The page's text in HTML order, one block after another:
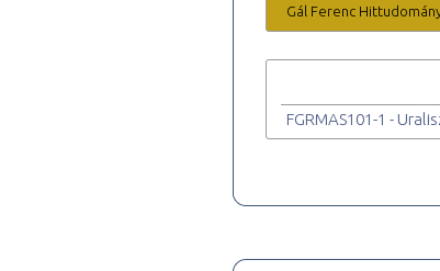
Gál Ferenc
FGRMAS101-1 -